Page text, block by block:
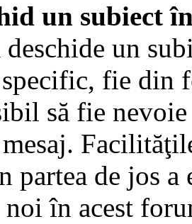
un subiect
deschide un
fie din
să fie
partea de jos
noi în acest